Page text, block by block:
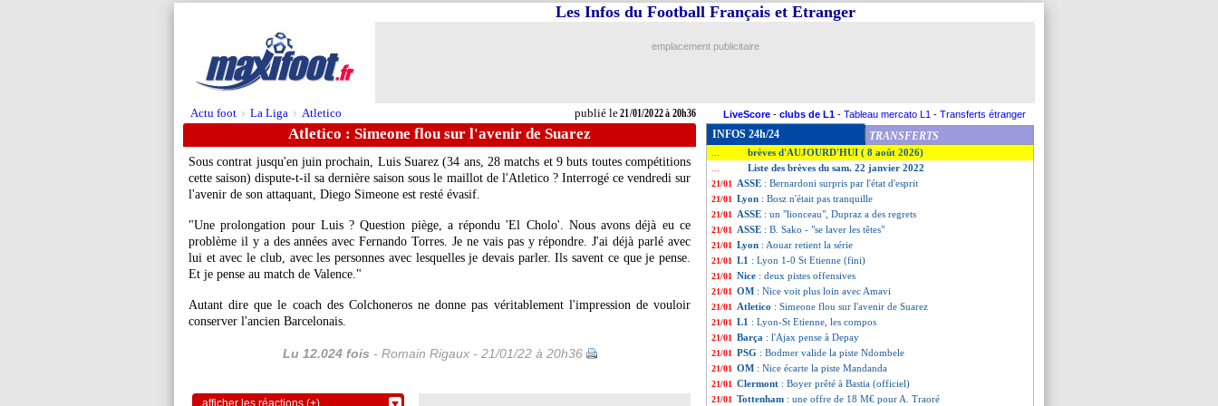
Actu foot > La Liga > Atletico publié le21/01/2022 à 20h36
Les Infos du Football Français et Etranger
emplacement publicitaire
LiveScore - clubs de L1 - Tableau mercato L1 - Transferts étranger
Atletico : Simeone flou sur l'avenir de Suarez
Sous contrat jusqu'en juin prochain, Luis Suarez (34 ans, 28 matchs et 9 buts toutes compétitions
cette saison) dispute-t-il sa dernière saison sous le maillot de l'Atletico ? Interrogé ce vendredi sur
l'avenir de son attaquant, Diego Simeone est resté évasif.
"Une prolongation pour Luis ? Question piège, a répondu 'El Cholo'. Nous avons déjà eu ce
problème il y a des années avec Fernando Torres. Je ne vais pas y répondre. J'ai déjà parlé avec
lui et avec le club, avec les personnes avec lesquelles je devais parler. Ils savent ce que je pense.
Et je pense au match de Valence."
Autant dire que le coach des Colchoneros ne donne pas véritablement l'impression de vouloir
conserver l'ancien Barcelonais.
Lu 12.024 fois - Romain Rigaux - 21/01/22 à 20h36
afficher les réactions (+)
INFOS 24h/24 TRANSFERTS
brèves d'AUJOURD'HUI ( 8 août 2026)
Liste des brèves du sam. 22 janvier 2022
21/01 ASSE : Bernardoni surpris par l'état d'esprit
21/01 Lyon : Bosz n'était pas tranquille
21/01 ASSE : un "lionceau", Dupraz a des regrets
21/01 ASSE : B. Sako - "se laver les têtes"
21/01 Lyon : Aouar retient la série
21/01 L1 : Lyon 1-0 St Etienne (fini)
21/01 Nice : deux pistes offensives
21/01 OM : Nice voit plus loin avec Amavi
21/01 Atletico : Simeone flou sur l'avenir de Suarez
21/01 L1 : Lyon-St Etienne, les compos
21/01 Barça : l'Ajax pense à Depay
21/01 PSG : Bodmer valide la piste Ndombele
21/01 OM : Nice écarte la piste Mandanda
21/01 Clermont : Boyer prêté à Bastia (officiel)
21/01 Tottenham : une offre de 18 M€ pour A. Traoré